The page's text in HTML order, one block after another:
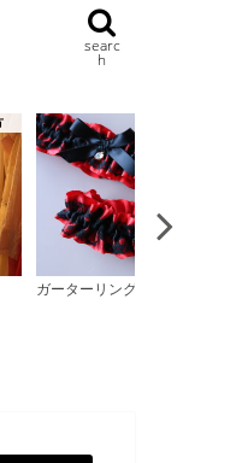
searc
h
女で生まれるのは、今回が最後